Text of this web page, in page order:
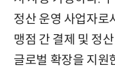
정산 운영 사업자로
맹점 간 결제 및 정
글로벌 확장을 지원